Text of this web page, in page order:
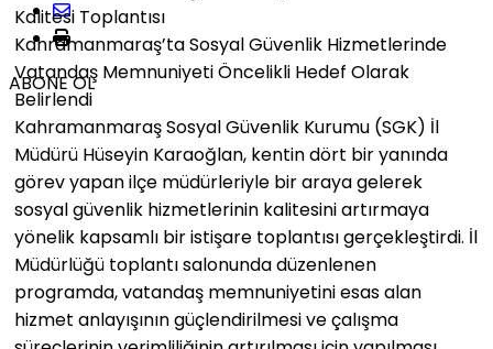
ABONE OL
Kalitesi Toplantısı
Kahramanmaraş’ta Sosyal Güvenlik Hizmetlerinde
Vatandaş Memnuniyeti Öncelikli Hedef Olarak
Belirlendi
Kahramanmaraş Sosyal Güvenlik Kurumu (SGK) İl
Müdürü Hüseyin Karaoğlan, kentin dört bir yanında
görev yapan ilçe müdürleriyle bir araya gelerek
sosyal güvenlik hizmetlerinin kalitesini artırmaya
yönelik kapsamlı bir istişare toplantısı gerçekleştirdi. İl
Müdürlüğü toplantı salonunda düzenlenen
programda, vatandaş memnuniyetini esas alan
hizmet anlayışının güçlendirilmesi ve çalışma